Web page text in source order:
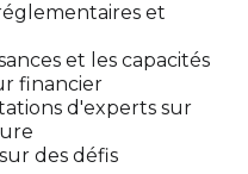
et
et les capacités
financier
d'experts sur
des défis